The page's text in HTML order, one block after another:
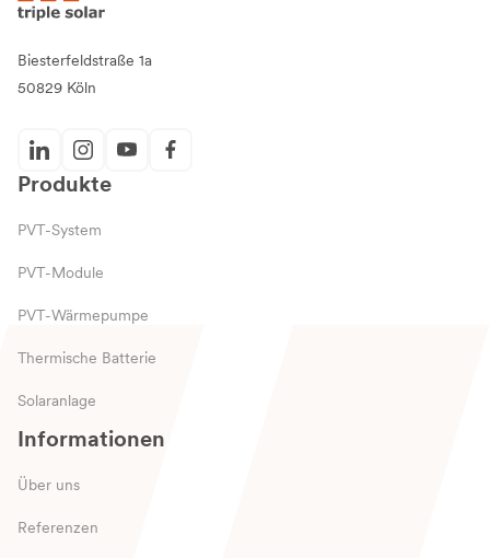
Biesterfeldstraße 1a
50829 Köln
Produkte
PVT-System
PVT-Module
PVT-Wärmepumpe
Thermische Batterie
Solaranlage
Informationen
Über uns
Referenzen